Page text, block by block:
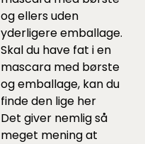
og ellers uden
yderligere emballage.
Skal du have fat i en
mascara med børste
og emballage, kan du
finde den lige her
Det giver nemlig så
meget mening at